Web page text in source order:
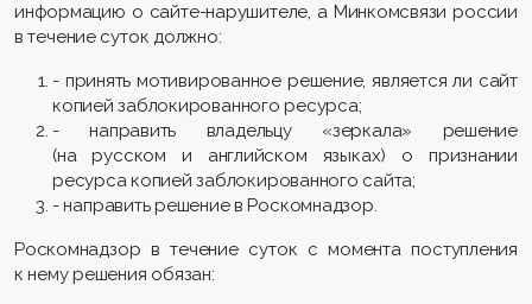
информацию о сайте-нарушителе, а Минкомсвязи россии
в течение суток должно:
- принять мотивированное решение, является ли сайт
копией заблокированного ресурса;
- направить владельцу «зеркала» решение
(на русском и английском языках) о признании
ресурса копией заблокированного сайта;
- направить решение в Роскомнадзор.
Роскомнадзор в течение суток с момента поступления
к нему решения обязан: